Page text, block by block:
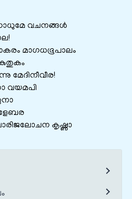
വചനങ്ങൾ
മാഗധഭൂപാലം
വയമപി
കൃഷ്ണാ